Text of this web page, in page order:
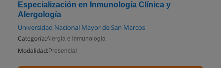
Especialización en Inmunología Clínica y
Alergología
Universidad Nacional Mayor de San Marcos
Categoría:Alergia e Inmunología
Modalidad: Presencial